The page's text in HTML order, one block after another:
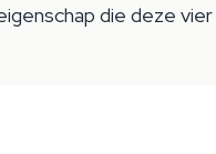
die deze vier